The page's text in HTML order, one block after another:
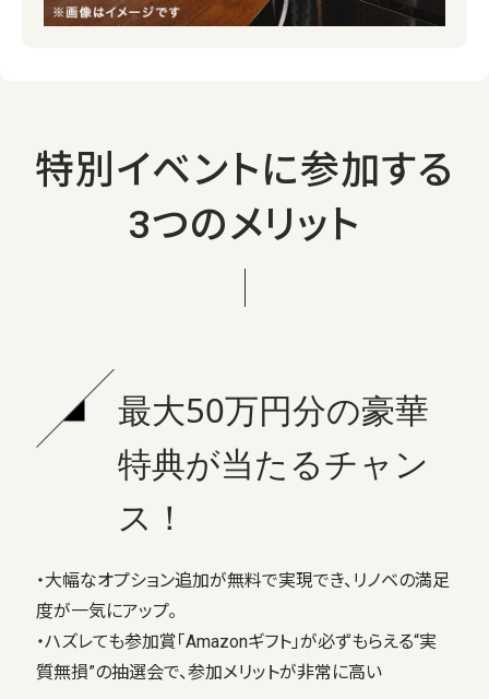
特別イベントに参加する
3つのメリット
最大50万円分の豪華
特典が当たるチャン
ス！
・大幅なオプション追加が無料で実現でき、リノベの満足
度が一気にアップ。
・ハズレても参加賞「Amazonギフト」が必ずもらえる“実
質無損”の抽選会で、参加メリットが非常に高い